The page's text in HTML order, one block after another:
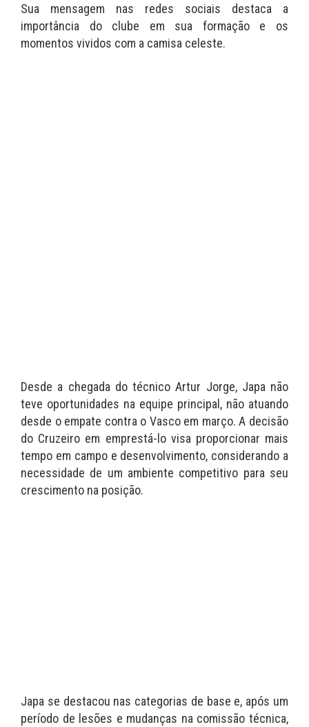
Sua mensagem nas redes sociais destaca a
importância do clube em sua formação e os
momentos vividos com a camisa celeste.
Desde a chegada do técnico Artur Jorge, Japa não
teve oportunidades na equipe principal, não atuando
desde o empate contra o Vasco em março. A decisão
do Cruzeiro em emprestá-lo visa proporcionar mais
tempo em campo e desenvolvimento, considerando a
necessidade de um ambiente competitivo para seu
crescimento na posição.
Japa se destacou nas categorias de base e, após um
período de lesões e mudanças na comissão técnica,